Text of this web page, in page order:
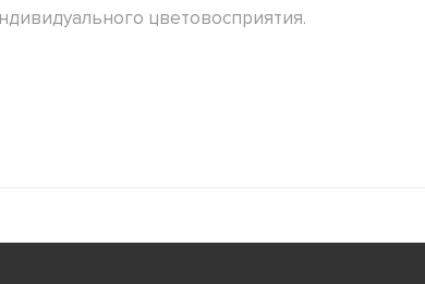
цветовосприятия.